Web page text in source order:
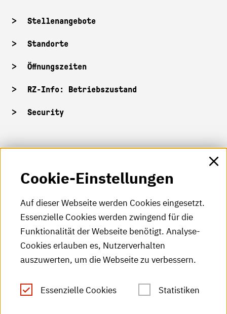
Stellenangebote
Standorte
Öffnungszeiten
RZ-Info: Betriebszustand
Security
HKA-Shop
HKA-Videos
HKA-Podcast
HKA-Publikationen
RSS-Feed
Leichte Sprache
Cookie-Einstellungen
Auf dieser Webseite werden Cookies eingesetzt.
Essenzielle Cookies werden zwingend für die
Funktionalität der Webseite benötigt. Analyse-
Cookies erlauben es, Nutzerverhalten
auszuwerten, um die Webseite zu verbessern.
Essenzielle Cookies Statistiken